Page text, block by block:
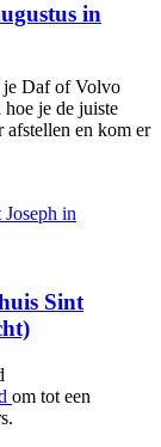
in
je Daf of Volvo
je de juiste
en kom er
Sint
om tot een